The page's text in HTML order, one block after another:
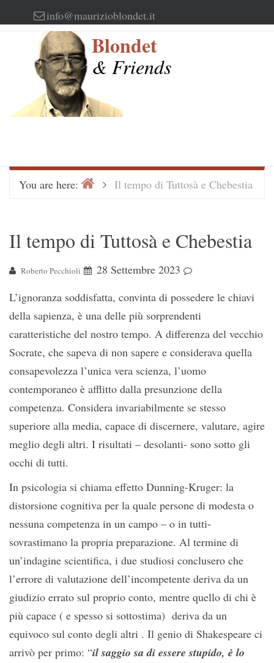
to
info@maurizioblondet.it
Blondet
& Friends
You are here: HomeIl tempo di Tuttosà e Chebestia
Il tempo di Tuttosà e Chebestia
Roberto Pecchioli
28 Settembre 2023
L’ignoranza soddisfatta, convinta di possedere le chiavi
della sapienza, è una delle più sorprendenti
caratteristiche del nostro tempo. A differenza del vecchio
Socrate, che sapeva di non sapere e considerava quella
consapevolezza l’unica vera scienza, l’uomo
contemporaneo è afflitto dalla presunzione della
competenza. Considera invariabilmente se stesso
superiore alla media, capace di discernere, valutare, agire
meglio degli altri. I risultati – desolanti- sono sotto gli
occhi di tutti.
In psicologia si chiama effetto Dunning-Kruger: la
distorsione cognitiva per la quale persone di modesta o
nessuna competenza in un campo – o in tutti-
sovrastimano la propria preparazione. Al termine di
un’indagine scientifica, i due studiosi conclusero che
l’errore di valutazione dell’incompetente deriva da un
giudizio errato sul proprio conto, mentre quello di chi è
più capace ( e spesso si sottostima) deriva da un
equivoco sul conto degli altri . Il genio di Shakespeare ci
arrivò per primo: “il saggio sa di essere stupido, è lo